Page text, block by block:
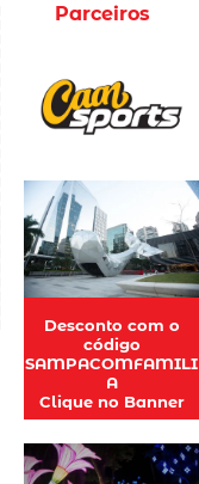
Parceiros
Desconto com o
código
SAMPACOMFAMILI
A
Clique no Banner